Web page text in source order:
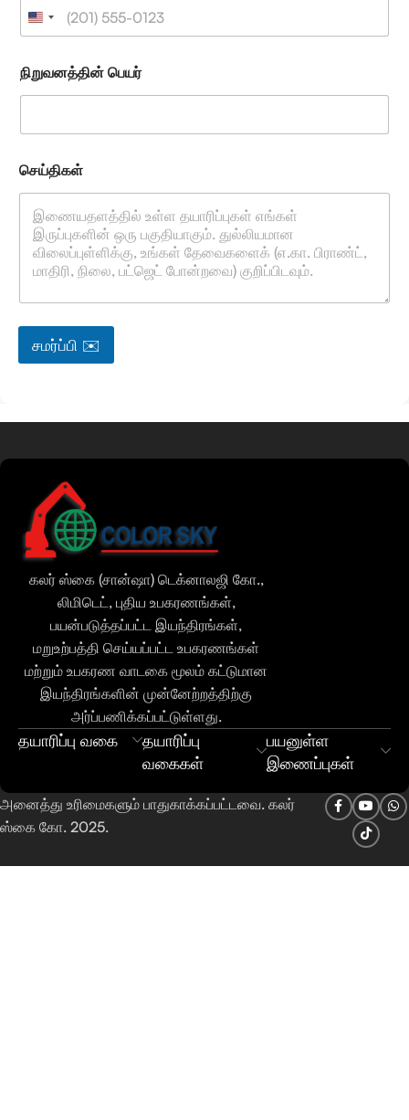
ஸ்
அ
நிறுவனத்தின் பெயர்
செய்திகள்
சமர்ப்பி ✉️
கலர் ஸ்கை (சான்ஷா) டெக்னாலஜி கோ.,
லிமிடெட், புதிய உபகரணங்கள்,
பயன்படுத்தப்பட்ட இயந்திரங்கள்,
மறுஉற்பத்தி செய்யப்பட்ட உபகரணங்கள்
மற்றும் உபகரண வாடகை மூலம் கட்டுமான
இயந்திரங்களின் முன்னேற்றத்திற்கு
அர்ப்பணிக்கப்பட்டுள்ளது.
தயாரிப்பு வகை
தயாரிப்பு
வகைகள்
பயனுள்ள
இணைப்புகள்
அனைத்து உரிமைகளும் பாதுகாக்கப்பட்டவை. கலர்
ஸ்கை கோ. 2025.